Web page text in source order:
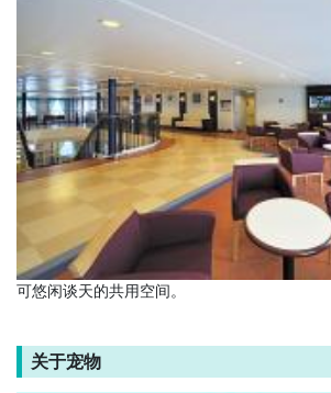
可悠闲谈天的共用空间。
关于宠物